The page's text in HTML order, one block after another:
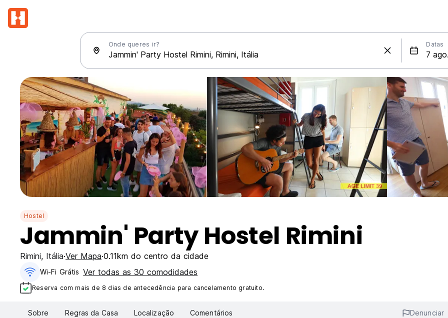
Onde queres ir? Datas
Hostel
Jammin' Party Hostel Rimini
Rimini, Itália Ver Mapa 0.11km do centro da cidade
Wi-Fi Grátis Ver todas as 30 comodidades
Reserva com mais de 8 dias de antecedência para cancelamento gratuito.
Sobre Regras da Casa Localização Comentários Denunciar